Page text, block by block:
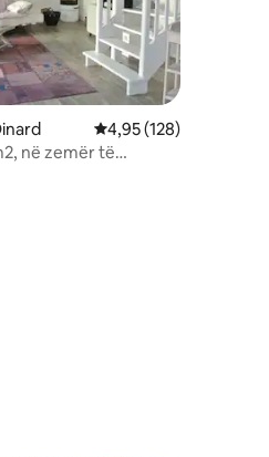
vlerësime
Vlerësimi mesatar
4,95 (128)
në zemër të